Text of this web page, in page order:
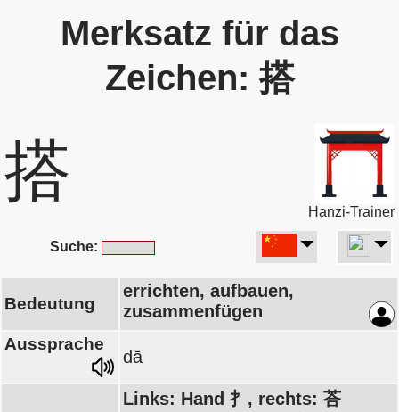
Merksatz für das
Zeichen: 搭
搭
Hanzi-Trainer
Suche:
Bedeutung
errichten, aufbauen,
zusammenfügen
Aussprache
dā
Links: Hand 扌, rechts: 荅